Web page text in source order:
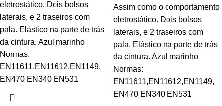
eletrostático. Dois bolsos
laterais, e 2 traseiros com
pala. Elástico na parte de trás
da cintura. Azul marinho
Normas:
EN11611,EN11612,EN1149,
EN470 EN340 EN531
Assim como o comportamento
eletrostático. Dois bolsos
laterais, e 2 traseiros com
pala. Elástico na parte de trás
da cintura. Azul marinho
Normas:
EN11611,EN11612,EN1149,
EN470 EN340 EN531